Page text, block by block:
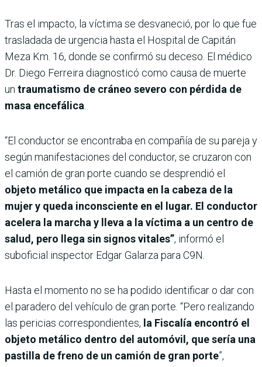
Tras el impacto, la víctima se desvaneció, por lo que fue
trasladada de urgencia hasta el Hospital de Capitán
Meza Km. 16, donde se confirmó su deceso. El médico
Dr. Diego Ferreira diagnosticó como causa de muerte
un traumatismo de cráneo severo con pérdida de
masa encefálica
“El conductor se encontraba en compañía de su pareja y
según manifestaciones del conductor, se cruzaron con
el camión de gran porte cuando se desprendió el
objeto metálico que impacta en la cabeza de la
mujer y queda inconsciente en el lugar. El conductor
acelera la marcha y lleva a la víctima a un centro de
salud, pero llega sin signos vitales”, informó el
suboficial inspector Edgar Galarza para C9N.
Hasta el momento no se ha podido identificar o dar con
el paradero del vehículo de gran porte. “Pero realizando
las pericias correspondientes, la Fiscalía encontró el
objeto metálico dentro del automóvil, que sería una
pastilla de freno de un camión de gran porte”,